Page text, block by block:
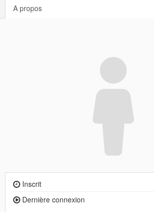
A propos
Inscrit
Dernière connexion